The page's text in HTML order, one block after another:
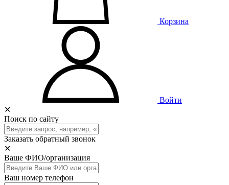
Корзина
Войти
✕
Поиск по сайту
Заказать обратный звонок
✕
Ваше ФИО/организация
Ваш номер телефон